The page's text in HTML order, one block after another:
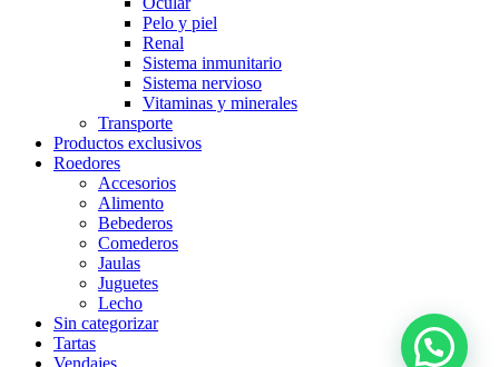
Pelo y piel
Renal
Sistema inmunitario
Sistema nervioso
Vitaminas y minerales
Transporte
Productos exclusivos
Roedores
Accesorios
Alimento
Bebederos
Comederos
Jaulas
Juguetes
Lecho
Sin categorizar
Tartas
Vendajes